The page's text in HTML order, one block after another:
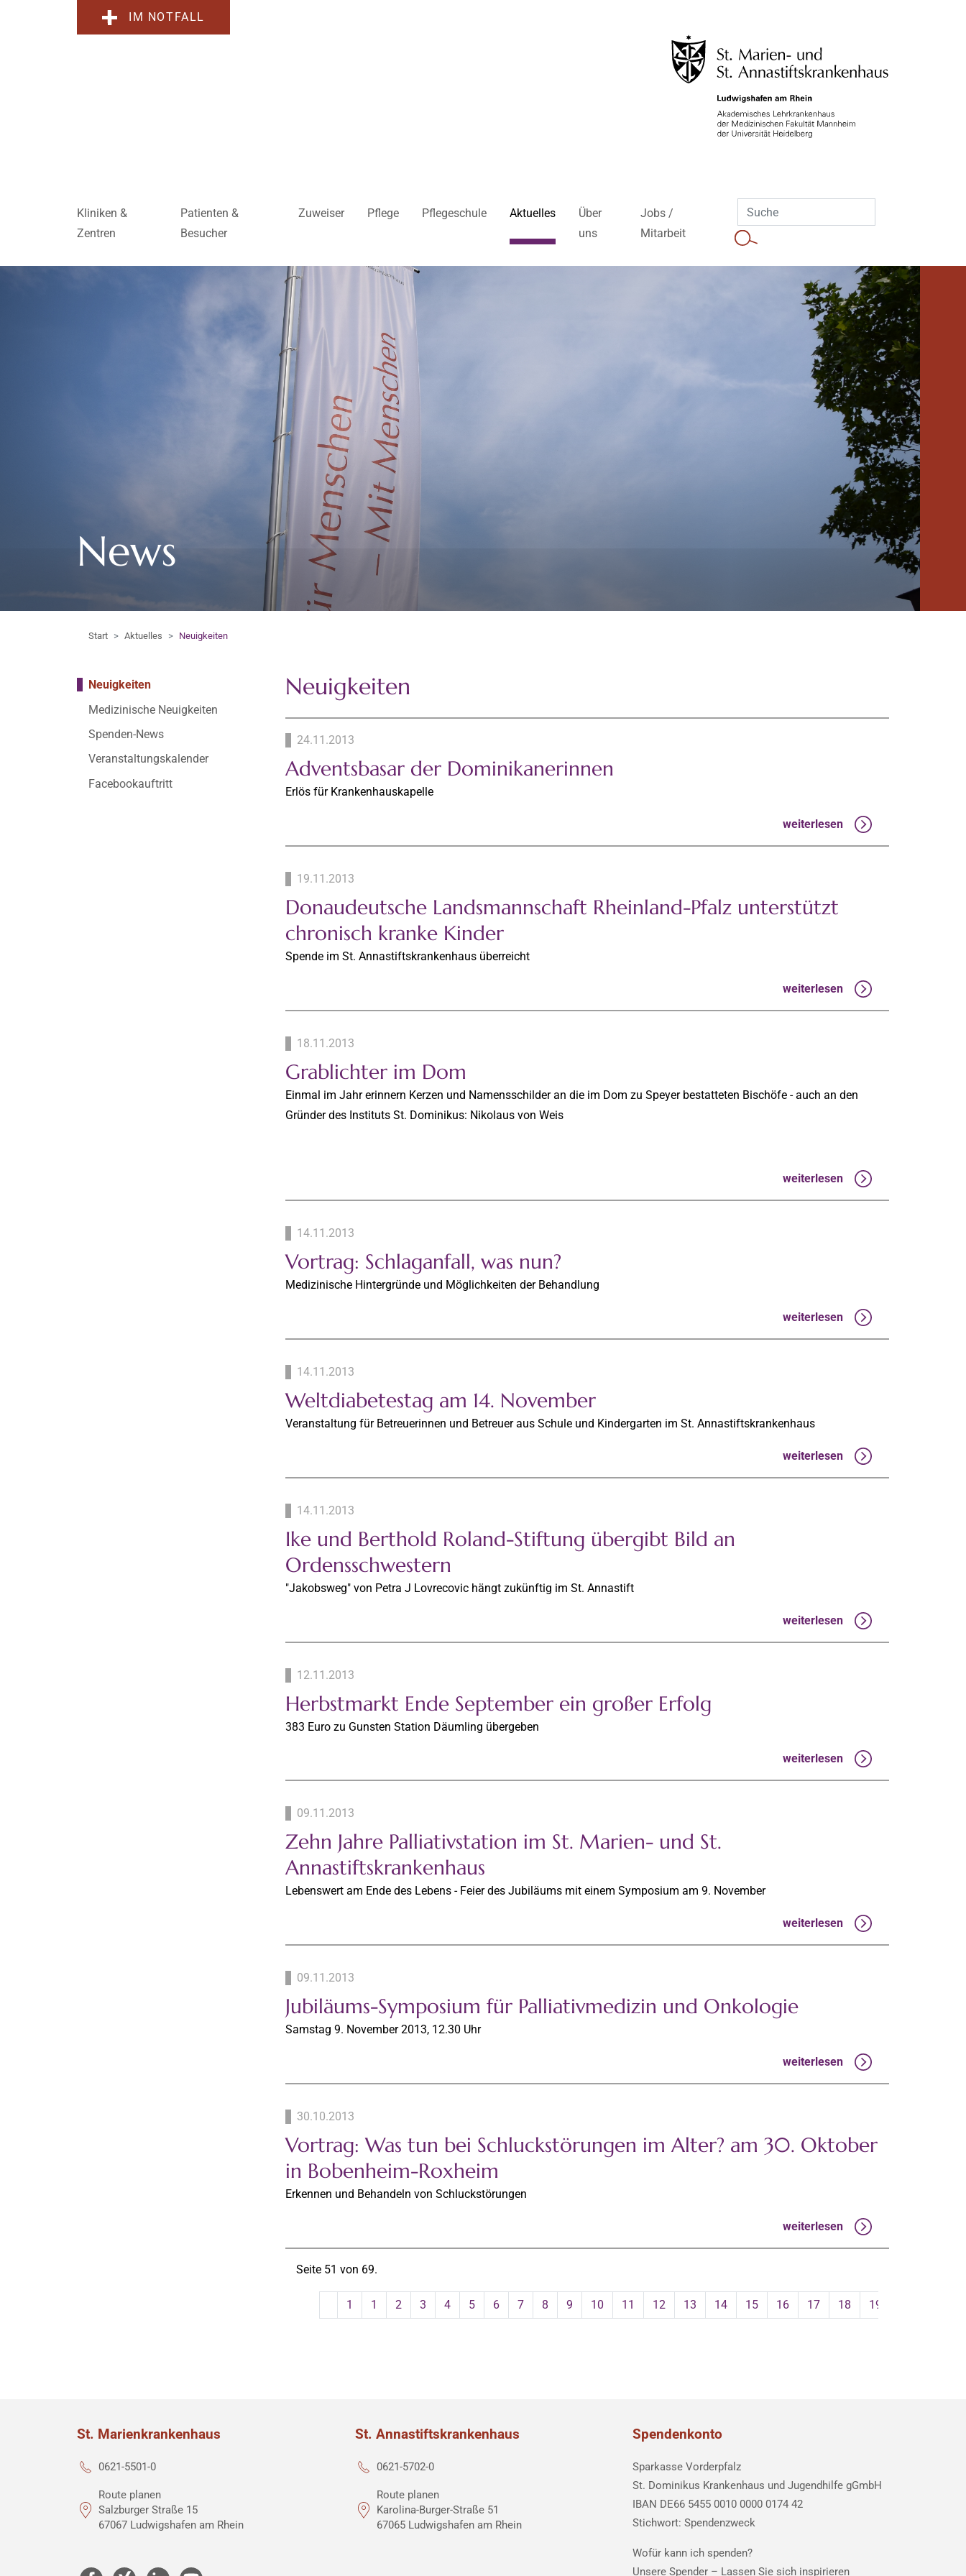
IM NOTFALL
Kliniken &
Zentren
Patienten &
Besucher
Zuweiser Pflege Pflegeschule Aktuelles
Über
uns
Jobs /
Mitarbeit
News
Start Aktuelles Neuigkeiten
Neuigkeiten
Medizinische Neuigkeiten
Spenden-News
Veranstaltungskalender
Facebookauftritt
Neuigkeiten
24.11.2013
Adventsbasar der Dominikanerinnen
Erlös für Krankenhauskapelle
weiterlesen
19.11.2013
Donaudeutsche Landsmannschaft Rheinland-Pfalz unterstützt
chronisch kranke Kinder
Spende im St. Annastiftskrankenhaus überreicht
weiterlesen
18.11.2013
Grablichter im Dom
Einmal im Jahr erinnern Kerzen und Namensschilder an die im Dom zu Speyer bestatteten Bischöfe - auch an den
Gründer des Instituts St. Dominikus: Nikolaus von Weis
weiterlesen
14.11.2013
Vortrag: Schlaganfall, was nun?
Medizinische Hintergründe und Möglichkeiten der Behandlung
weiterlesen
14.11.2013
Weltdiabetestag am 14. November
Veranstaltung für Betreuerinnen und Betreuer aus Schule und Kindergarten im St. Annastiftskrankenhaus
weiterlesen
14.11.2013
Ike und Berthold Roland-Stiftung übergibt Bild an
Ordensschwestern
"Jakobsweg" von Petra J Lovrecovic hängt zukünftig im St. Annastift
weiterlesen
12.11.2013
Herbstmarkt Ende September ein großer Erfolg
383 Euro zu Gunsten Station Däumling übergeben
weiterlesen
09.11.2013
Zehn Jahre Palliativstation im St. Marien- und St.
Annastiftskrankenhaus
Lebenswert am Ende des Lebens - Feier des Jubiläums mit einem Symposium am 9. November
weiterlesen
09.11.2013
Jubiläums-Symposium für Palliativmedizin und Onkologie
Samstag 9. November 2013, 12.30 Uhr
weiterlesen
30.10.2013
Vortrag: Was tun bei Schluckstörungen im Alter? am 30. Oktober
in Bobenheim-Roxheim
Erkennen und Behandeln von Schluckstörungen
weiterlesen
Seite 51 von 69.
1 1 2 3 4 5 6 7 8 9 10 11 12 13 14 15 16 17 18 19
St. Marienkrankenhaus
0621-5501-0
Route planen
Salzburger Straße 15
67067 Ludwigshafen am Rhein
St. Annastiftskrankenhaus
0621-5702-0
Route planen
Karolina-Burger-Straße 51
67065 Ludwigshafen am Rhein
Spendenkonto
Sparkasse Vorderpfalz
St. Dominikus Krankenhaus und Jugendhilfe gGmbH
IBAN DE66 5455 0010 0000 0174 42
Stichwort: Spendenzweck
Wofür kann ich spenden?
Unsere Spender – Lassen Sie sich inspirieren